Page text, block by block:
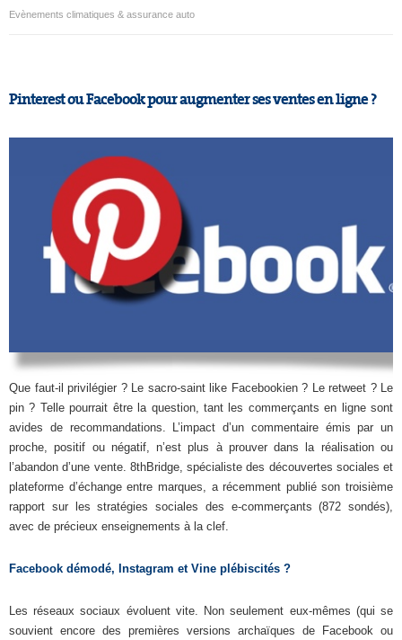
Evènements climatiques & assurance auto
Pinterest ou Facebook pour augmenter ses ventes en ligne ?
Que faut-il privilégier ? Le sacro-saint like Facebookien ? Le retweet ? Le
pin ? Telle pourrait être la question, tant les commerçants en ligne sont
avides de recommandations. L’impact d’un commentaire émis par un
proche, positif ou négatif, n’est plus à prouver dans la réalisation ou
l’abandon d’une vente. 8thBridge, spécialiste des découvertes sociales et
plateforme d’échange entre marques, a récemment publié son troisième
rapport sur les stratégies sociales des e-commerçants (872 sondés),
avec de précieux enseignements à la clef.
Facebook démodé, Instagram et Vine plébiscités ?
Les réseaux sociaux évoluent vite. Non seulement eux-mêmes (qui se
souvient encore des premières versions archaïques de Facebook ou